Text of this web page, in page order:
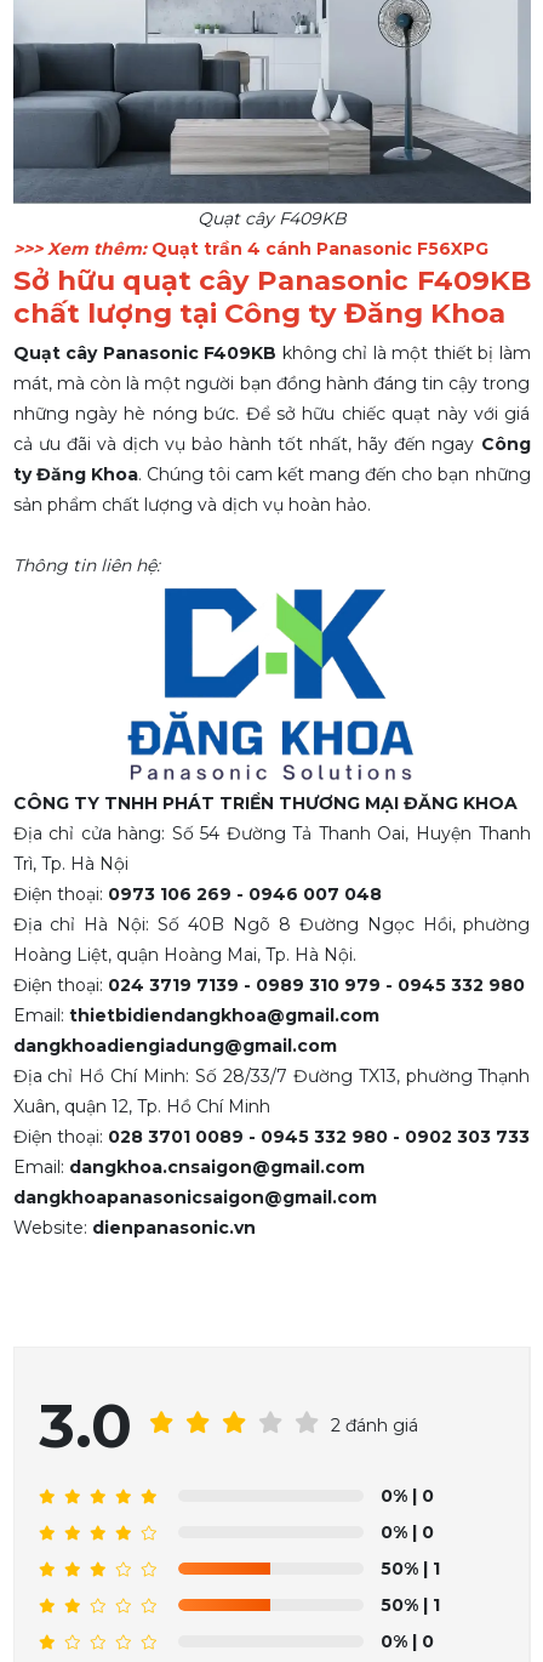
Quạt cây F409KB
>>> Xem thêm: Quạt trần 4 cánh Panasonic F56XPG
Sở hữu quạt cây Panasonic F409KB
chất lượng tại Công ty Đăng Khoa
Quạt cây Panasonic F409KB không chỉ là một thiết bị làm
mát, mà còn là một người bạn đồng hành đáng tin cậy trong
những ngày hè nóng bức. Để sở hữu chiếc quạt này với giá
cả ưu đãi và dịch vụ bảo hành tốt nhất, hãy đến ngay Công
ty Đăng Khoa. Chúng tôi cam kết mang đến cho bạn những
sản phẩm chất lượng và dịch vụ hoàn hảo.
Thông tin liên hệ:
CÔNG TY TNHH PHÁT TRIỂN THƯƠNG MẠI ĐĂNG KHOA
Địa chỉ cửa hàng: Số 54 Đường Tả Thanh Oai, Huyện Thanh
Trì, Tp. Hà Nội
Điện thoại: 0973 106 269 - 0946 007 048
Địa chỉ Hà Nội: Số 40B Ngõ 8 Đường Ngọc Hồi, phường
Hoàng Liệt, quận Hoàng Mai, Tp. Hà Nội.
Điện thoại: 024 3719 7139 - 0989 310 979 - 0945 332 980
Email: thietbidiendangkhoa@gmail.com
dangkhoadiengiadung@gmail.com
Địa chỉ Hồ Chí Minh: Số 28/33/7 Đường TX13, phường Thạnh
Xuân, quận 12, Tp. Hồ Chí Minh
Điện thoại: 028 3701 0089 - 0945 332 980 - 0902 303 733
Email: dangkhoa.cnsaigon@gmail.com
dangkhoapanasonicsaigon@gmail.com
Website: dienpanasonic.vn
3.0 2 đánh giá
0% | 0
0% | 0
50% | 1
50% | 1
0% | 0